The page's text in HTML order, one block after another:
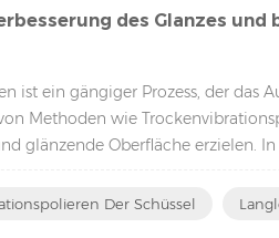
des Glanzes
ein gängiger Prozess, der das
Methoden wie
glänzende Oberfläche erzielen.
Der Schüssel